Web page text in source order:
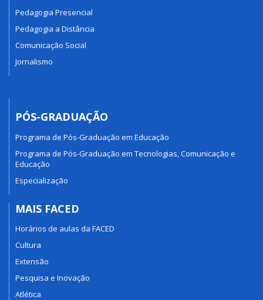
Pedagogia Presencial
Pedagogia a Distância
Comunicação Social
Jornalismo
PÓS-GRADUAÇÃO
Programa de Pós-Graduação em Educação
Programa de Pós-Graduação em Tecnologias, Comunicação e
Educação
Especialização
MAIS FACED
Horários de aulas da FACED
Cultura
Extensão
Pesquisa e Inovação
Atlética